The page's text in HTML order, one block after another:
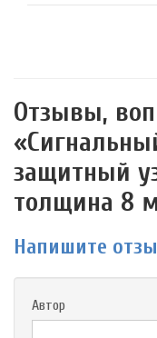
Отзывы,
защитный
толщина 8
Напишите
Автор